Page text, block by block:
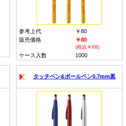
参考上代
￥80
販売価格
￥80
(税込￥88)
ケース入数 1000
タッチペン&ボールペン0.7mm黒